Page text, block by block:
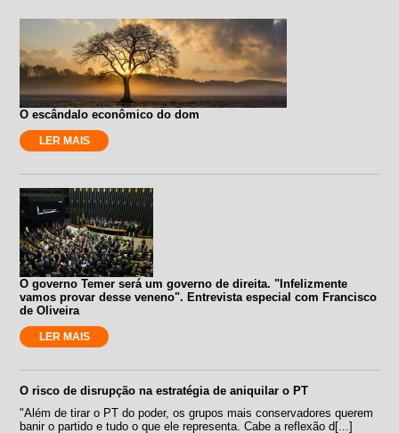
O escândalo econômico do dom
LER MAIS
O governo Temer será um governo de direita. "Infelizmente
vamos provar desse veneno". Entrevista especial com Francisco
de Oliveira
LER MAIS
O risco de disrupção na estratégia de aniquilar o PT
"Além de tirar o PT do poder, os grupos mais conservadores querem
banir o partido e tudo o que ele representa. Cabe a reflexão d[...]